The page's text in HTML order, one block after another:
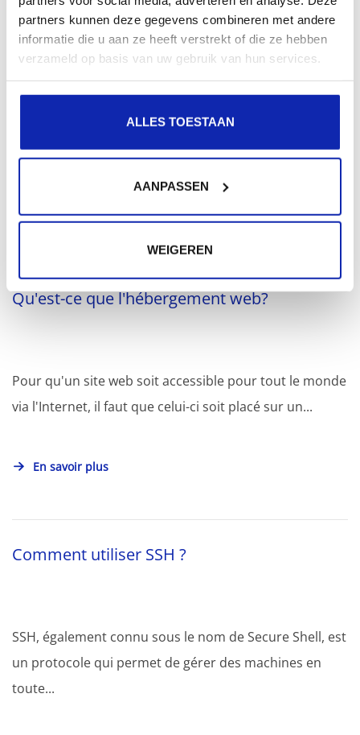
partners kunnen deze gegevens combineren met andere
informatie die u aan ze heeft verstrekt of die ze hebben
verzameld op basis van uw gebruik van hun services.
ALLES TOESTAAN
AANPASSEN
WEIGEREN
Combien de temps faut-il avant de pouvoir
utiliser mon hébergement partagé?
Dès que nous avons reçu votre commande - et que le
paiement a été approuvé - l'hébergement de votre
site...
En savoir plus
Qu'est-ce que l'hébergement web?
Pour qu'un site web soit accessible pour tout le monde
via l'Internet, il faut que celui-ci soit placé sur un...
En savoir plus
Comment utiliser SSH ?
SSH, également connu sous le nom de Secure Shell, est
un protocole qui permet de gérer des machines en
toute...